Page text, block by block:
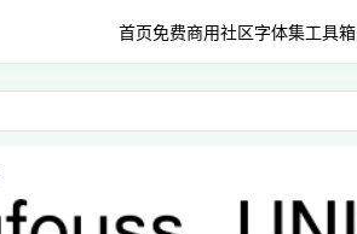
首页免费商用社区字体集工具箱